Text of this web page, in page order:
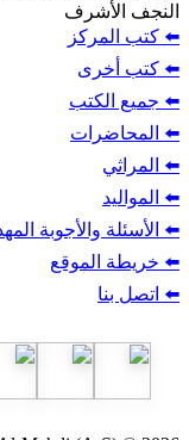
النجف الأشرف
⬅️ كتب المركز
⬅️ كتب أخرى
⬅️ جميع الكتب
⬅️ المحاضرات
⬅️ المراثي
⬅️ المواليد
⬅️ الأسئلة والأجوبة
⬅️ خريطة الموقع
⬅️ اتصل بنا